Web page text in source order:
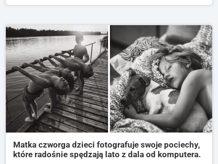
Matka czworga dzieci fotografuje swoje pociechy,
które radośnie spędzają lato z dala od komputera.